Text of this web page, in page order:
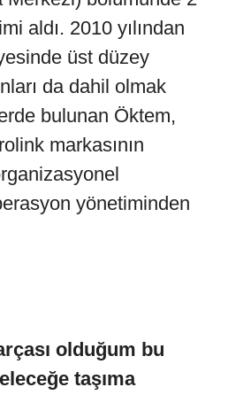
aldı. 2010 yılından
üst düzey
da dahil olmak
bulunan Öktem,
markasının
yönetiminden
olduğum bu
taşıma